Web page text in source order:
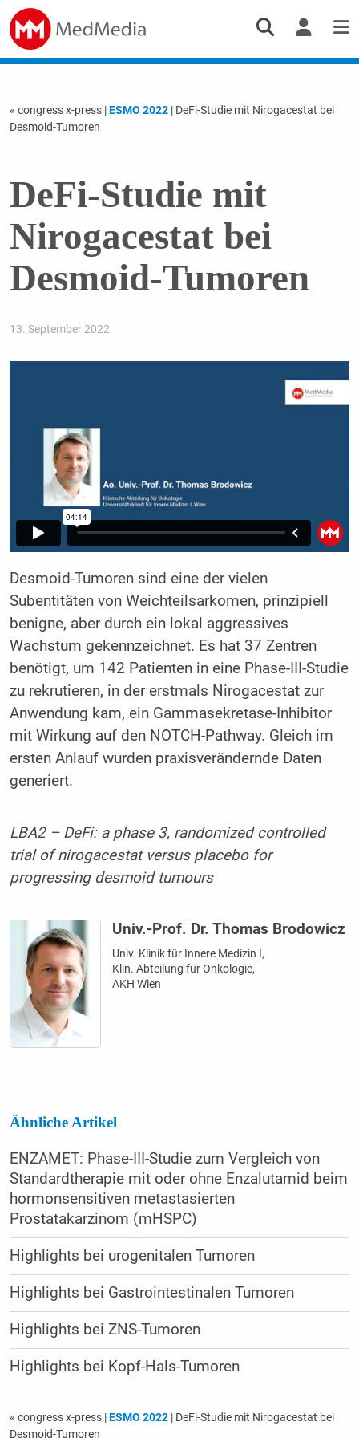
« congress x-press |ESMO 2022| DeFi-Studie mit Nirogacestat bei
Desmoid-Tumoren
DeFi-Studie mit
Nirogacestat bei
Desmoid-Tumoren
13. September 2022
Desmoid-Tumoren sind eine der vielen
Subentitäten von Weichteilsarkomen, prinzipiell
benigne, aber durch ein lokal aggressives
Wachstum gekennzeichnet. Es hat 37 Zentren
benötigt, um 142 Patienten in eine Phase-III-Studie
zu rekrutieren, in der erstmals Nirogacestat zur
Anwendung kam, ein Gammasekretase-Inhibitor
mit Wirkung auf den NOTCH-Pathway. Gleich im
ersten Anlauf wurden praxisverändernde Daten
generiert.
LBA2 – DeFi: a phase 3, randomized controlled
trial of nirogacestat versus placebo for
progressing desmoid tumours
Univ.-Prof. Dr. Thomas Brodowicz
Univ. Klinik für Innere Medizin I,
Klin. Abteilung für Onkologie,
AKH Wien
Ähnliche Artikel
ENZAMET: Phase-III-Studie zum Vergleich von
Standardtherapie mit oder ohne Enzalutamid beim
hormonsensitiven metastasierten
Prostatakarzinom (mHSPC)
Highlights bei urogenitalen Tumoren
Highlights bei Gastrointestinalen Tumoren
Highlights bei ZNS-Tumoren
Highlights bei Kopf-Hals-Tumoren
« congress x-press |ESMO 2022| DeFi-Studie mit Nirogacestat bei
Desmoid-Tumoren